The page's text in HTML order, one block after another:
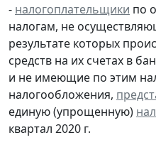
- налогоплательщики по
налогам, не
результате которых
средств на их счетах в
и не имеющие по этим
налогообложения,
единую (упрощенную)
квартал 2020 г.